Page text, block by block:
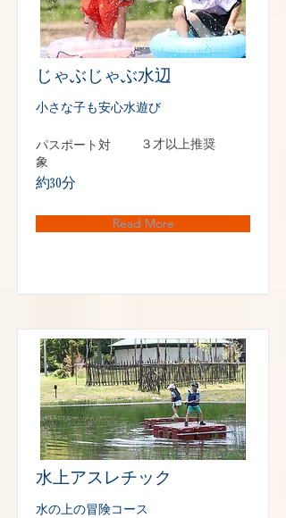
じゃぶじゃぶ水辺
小さな子も安心水遊び
パスポート対
象
３才以上推奨
約30分
Read More
水上アスレチック
水の上の冒険コース